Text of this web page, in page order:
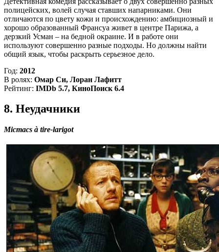
полицейских, волей случая ставших напарниками. Они
отличаются по цвету кожи и происхождению: амбициозный и
хорошо образованный Франсуа живет в центре Парижа, а
дерзкий Усман – на бедной окраине. И в работе они
используют совершенно разные подходы. Но должны найти
общий язык, чтобы раскрыть серьезное дело.
Год: 2012
В ролях: Омар Си, Лоран Лафитт
Рейтинг: IMDb 5.7, КиноПоиск 6.4
8. Неудачники
Micmacs à tire-larigot